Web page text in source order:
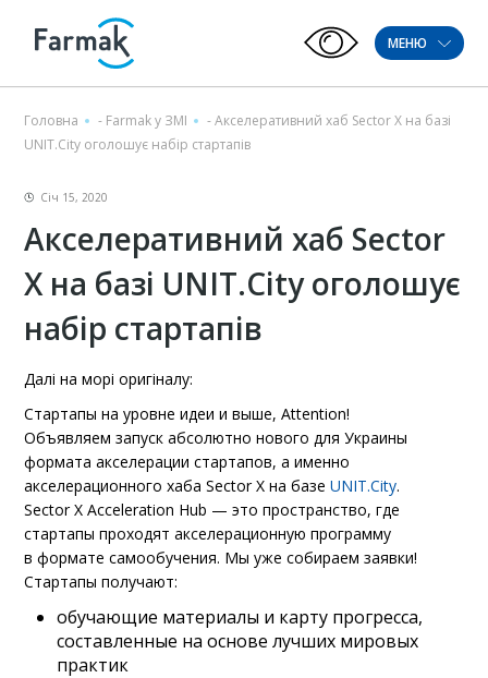
МЕНЮ
Головна - Farmak у ЗМІ -Акселеративний хаб Sector X на базі
UNIT.City оголошує набір стартапів
Січ 15, 2020
Акселеративний хаб Sector
X на базі UNIT.City оголошує
набір стартапів
Далі на морі оригіналу:
Стартапы на уровне идеи и выше, Attention!
Объявляем запуск абсолютно нового для Украины
формата акселерации стартапов, а именно
акселерационного хаба Sector X на базеUNIT.City.
Sector X Acceleration Hub — это пространство, где
стартапы проходят акселерационную программу
в формате самообучения. Мы уже собираем заявки!
Стартапы получают:
обучающие материалы и карту прогресса,
составленные на основе лучших мировых
практик